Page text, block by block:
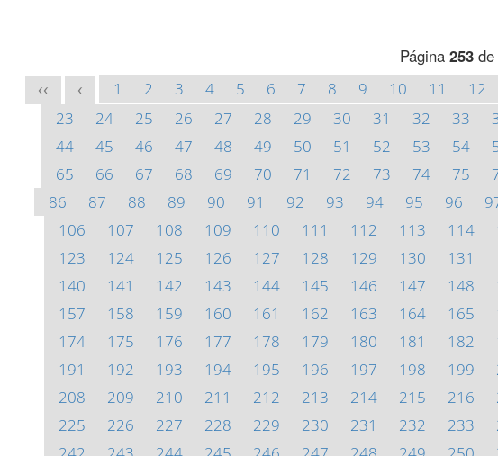
Página 253de
<< < 1 2 3 4 5 6 7 8 9 10 11 12
23
24 25 26 27 28 29 30 31 32 33
44
45 46 47 48 49 50 51 52 53 54
65
66 67 68 69 70 71 72 73 74 75
86
87 88 89 90 91 92 93 94 95 96
106
107 108 109 110 111 112 113 114
123
124 125 126 127 128 129 130 131
140
141 142 143 144 145 146 147 148
157
158 159 160 161 162 163 164 165
174
175 176 177 178 179 180 181 182
191
192 193 194 195 196 197 198 199
208
209 210 211 212 213 214 215 216
225
226 227 228 229 230 231 232 233